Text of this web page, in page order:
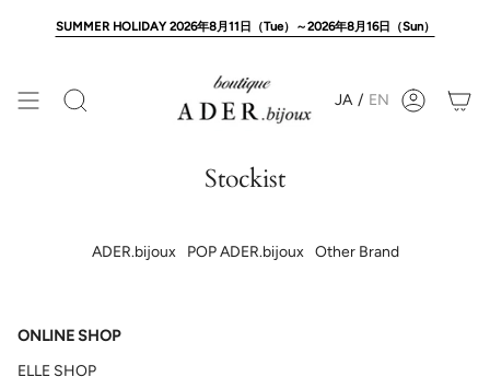
SUMMER HOLIDAY 2026年8月11日（Tue）～2026年8月16日（Sun）
Search JA / EN Account
Stockist
ADER.bijoux POP ADER.bijoux Other Brand
ONLINE SHOP
ELLE SHOP